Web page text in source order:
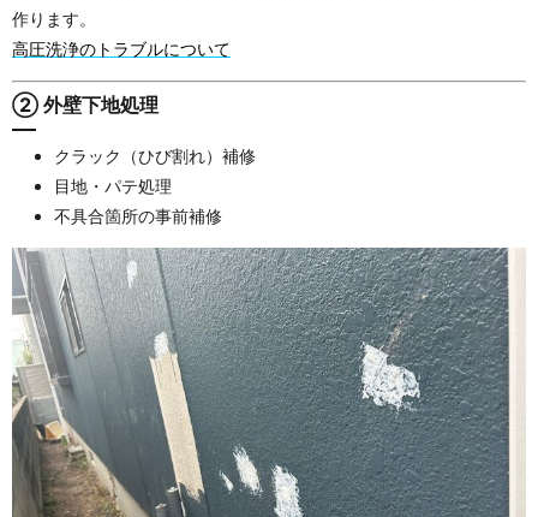
作ります。
高圧洗浄のトラブルについて
② 外壁下地処理
クラック（ひび割れ）補修
目地・パテ処理
不具合箇所の事前補修